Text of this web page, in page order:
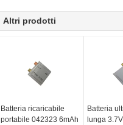
Altri prodotti
Batteria ricaricabile
portabile 042323 6mAh
Batteria
lunga